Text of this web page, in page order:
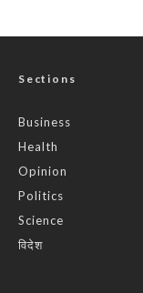
Sections
Business
Health
Opinion
Politics
Science
विदेश